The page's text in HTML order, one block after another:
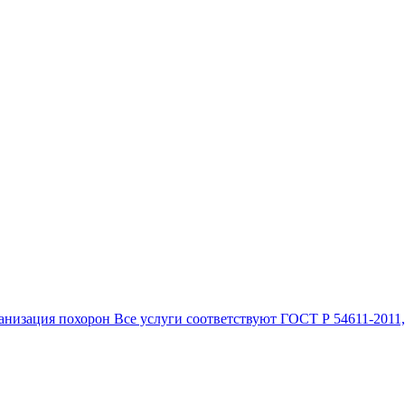
похорон Все услуги соответствуют ГОСТ Р 54611-